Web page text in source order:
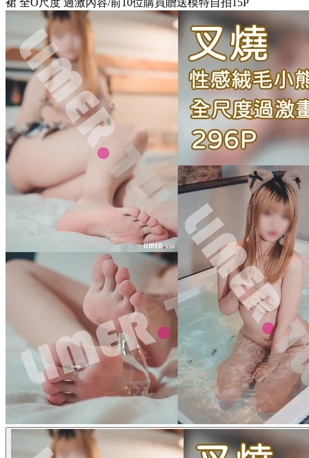
裙 全O尺度 過激內容/前10位購買贈送模特自拍15P